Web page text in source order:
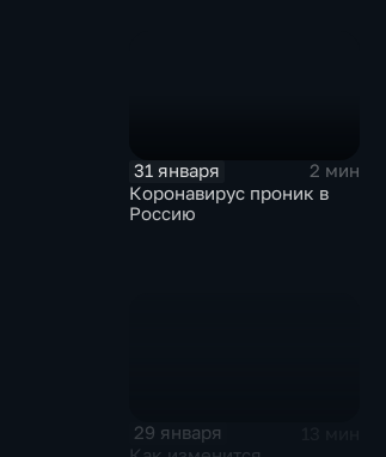
31 января
2 мин
Коронавирус проник в
Россию
29 января